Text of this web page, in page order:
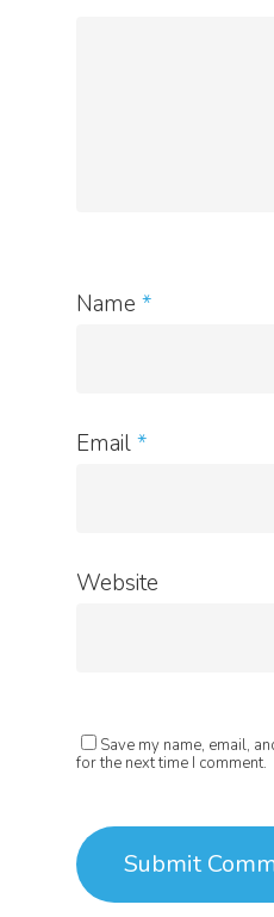
Name *
Email*
Website
Save my name, email,
for the next time I comment.